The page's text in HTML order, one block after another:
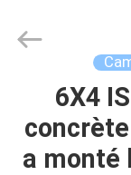
MAISON
PRODUITS
SPECIAL
PURPOSE
6X4
a monté